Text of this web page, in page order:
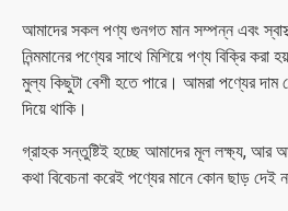
আমাদের সকল পণ্য গুনগত মান সম্পন্ন এবং
নিন্মমানের পণ্যের সাথে মিশিয়ে পণ্য বিক্রি
মুল্য কিছুটা বেশী হতে পারে। আমরা পণ্যের দাম
দিয়ে থাকি।
গ্রাহক সন্তুষ্টিই হচ্ছে আমাদের মূল লক্ষ্য, আর
কথা বিবেচনা করেই পণ্যের মানে কোন ছাড় দেই